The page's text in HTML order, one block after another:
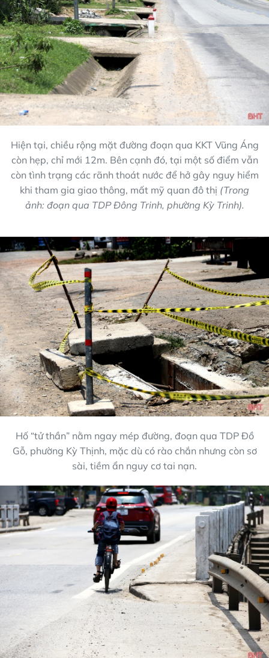
Hiện tại, chiều rộng mặt đường đoạn qua KKT Vũng Áng
còn hẹp, chỉ mới 12m. Bên cạnh đó, tại một số điểm vẫn
còn tình trạng các rãnh thoát nước để hở gây nguy hiểm
khi tham gia giao thông, mất mỹ quan đô thị (Trong
ảnh: đoạn qua TDP Đông Trinh, phường Kỳ Trinh).
Hố “tử thần” nằm ngay mép đường, đoạn qua TDP Đồ
Gỗ, phường Kỳ Thịnh, mặc dù có rào chắn nhưng còn sơ
sài, tiềm ẩn nguy cơ tai nạn.